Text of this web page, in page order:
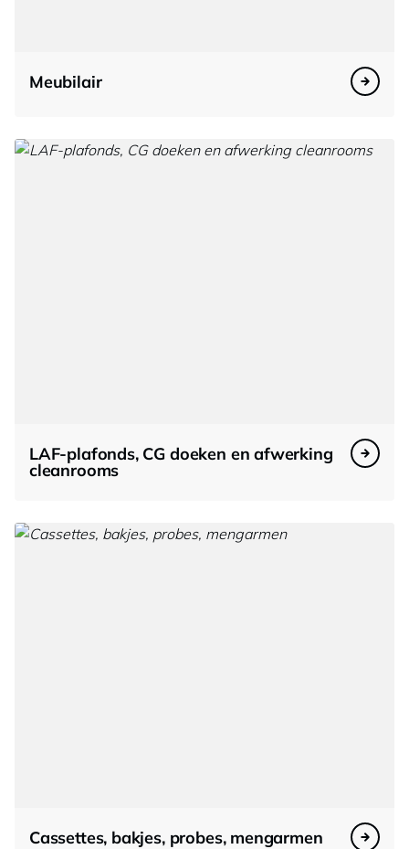
Meubilair
LAF-plafonds, CG doeken en afwerking
cleanrooms
Cassettes, bakjes, probes, mengarmen